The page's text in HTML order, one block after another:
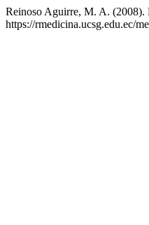
Reinoso Aguirre, M. A.
https://rmedicina.ucsg.edu.ec/